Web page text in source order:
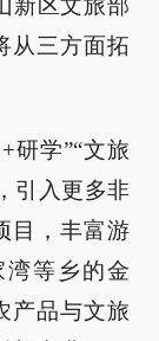
新区文旅部
从三方面拓
研学”“文旅
引入更多非
目，丰富游
等乡的金
产品与文旅